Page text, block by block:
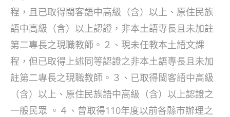
程，且已取得閩客語中高級（含）以上、原住民族
語中高級（含）以上認證，非本土語專長且未加註
第二專長之現職教師。２、現未任教本土語文課
程，但已取得上述同等認證之非本土語專長且未加
註第二專長之現職教師。３、已取得閩客語中高級
（含）以上、原住民族語中高級（含）以上認證之
一般民眾 。４、曾取得110年度以前各縣市辦理之